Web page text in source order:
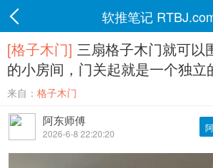
软推笔记
[格子木门] 三扇格子木门就可以
的小房间，门关起就是一个独立
来自： 格子木门
阿东师傅
2026-6-8 22:20:20